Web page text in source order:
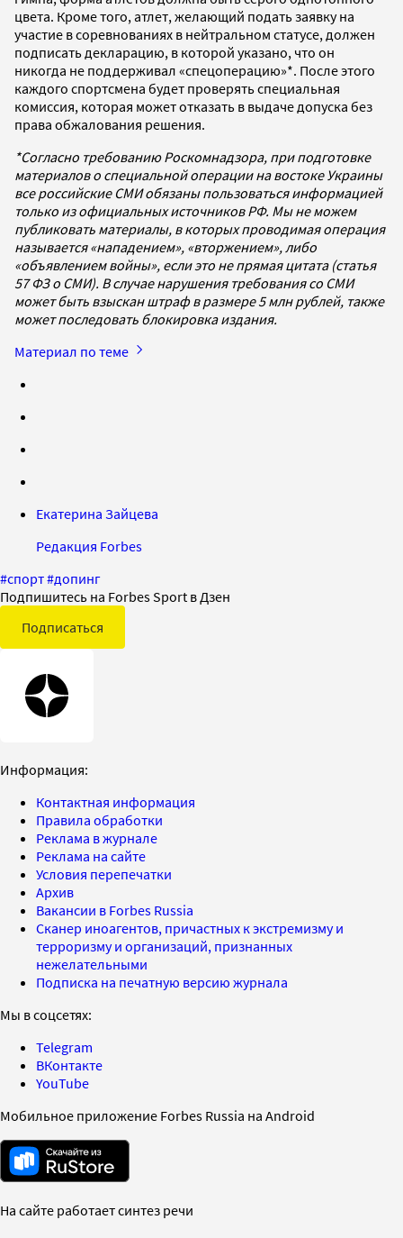
цвета. Кроме того, атлет, желающий подать заявку на
участие в соревнованиях в нейтральном статусе, должен
подписать декларацию, в которой указано, что он
никогда не поддерживал «спецоперацию»*. После этого
каждого спортсмена будет проверять специальная
комиссия, которая может отказать в выдаче допуска без
права обжалования решения.
*Согласно требованию Роскомнадзора, при подготовке
материалов о специальной операции на востоке Украины
все российские СМИ обязаны пользоваться информацией
только из официальных источников РФ. Мы не можем
публиковать материалы, в которых проводимая операция
называется «нападением», «вторжением», либо
«объявлением войны», если это не прямая цитата (статья
57 ФЗ о СМИ). В случае нарушения требования со СМИ
может быть взыскан штраф в размере 5 млн рублей, также
может последовать блокировка издания.
Материал по теме
Екатерина Зайцева
Редакция Forbes
#спорт#допинг
Подпишитесь на Forbes Sport в Дзен
Подписаться
Информация:
Контактная информация
Правила обработки
Реклама в журнале
Реклама на сайте
Условия перепечатки
Архив
Вакансии в Forbes Russia
Сканер иноагентов, причастных к экстремизму и
терроризму и организаций, признанных
нежелательными
Подписка на печатную версию журнала
Мы в соцсетях:
Telegram
ВКонтакте
YouTube
Мобильное приложение Forbes Russia на Android
На сайте работает синтез речи